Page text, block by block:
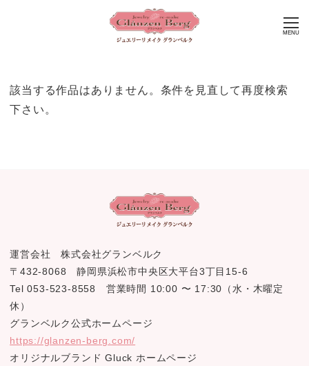
MENU
該当する作品はありません。条件を見直して再度検索
下さい。
運営会社 株式会社グランベルク
〒432-8068 静岡県浜松市中央区大平台3丁目15-6
Tel 053-523-8558 営業時間 10:00 〜 17:30（水・木曜定
休）
グランベルク公式ホームページ
https://glanzen-berg.com/
オリジナルブランド Gluck ホームページ